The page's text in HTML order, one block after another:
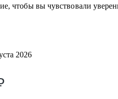
чтобы вы чувствовали
2026